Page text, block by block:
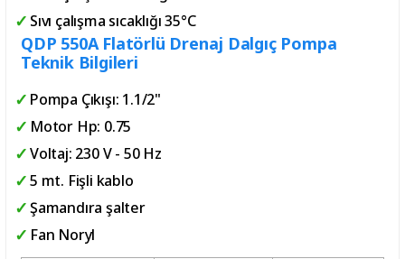
Sıvı çalışma sıcaklığı 35°C
QDP 550A Flatörlü Drenaj Dalgıç Pompa
Teknik Bilgileri
Pompa Çıkışı: 1.1/2"
Motor Hp: 0.75
Voltaj: 230 V - 50 Hz
5 mt. Fişli kablo
Şamandıra şalter
Fan Noryl